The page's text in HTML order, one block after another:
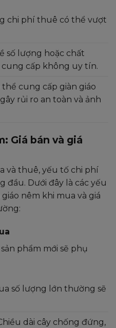
chi phí thuê có thể vượt
số lượng hoặc chất
cấp không uy tín.
cung cấp giàn giáo
rủi ro an toàn và ảnh
Giá bán và giá
và thuê, yếu tố chi phí
đầu. Dưới đây là các yếu
nêm khi mua và giá
phẩm mới sẽ phụ
số lượng lớn thường sẽ
dài cây chống đứng,